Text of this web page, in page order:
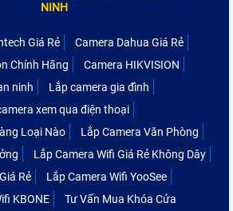
NINH
Giá Rẻ
Camera Dahua Giá Rẻ
Chính Hãng
Camera HIKVISION
ninh
Lắp camera gia đình
xem qua điện thoại
Loại Nào
Lắp Camera Văn Phòng
Lắp Camera Wifi Giá Rẻ Không Dây
Rẻ
Lắp Camera Wifi YooSee
KBONE
Tư Vấn Mua Khóa Cửa